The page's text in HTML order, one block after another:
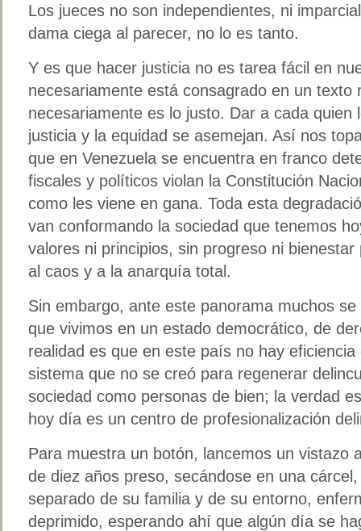
Los jueces no son independientes, ni
dama ciega al parecer, no lo es tanto.
Y es que hacer justicia no es tarea fácil en
necesariamente está consagrado en un texto
necesariamente es lo justo. Dar a cada quien
justicia y la equidad se asemejan. Así nos
que en Venezuela se encuentra en franco
fiscales y políticos violan la Constitución
como les viene en gana. Toda esta
van conformando la sociedad que tenemos
valores ni principios, sin progreso ni
al caos y a la anarquía total.
Sin embargo, ante este panorama muchos
que vivimos en un estado democrático, de
realidad es que en este país no hay
sistema que no se creó para regenerar
sociedad como personas de bien; la verdad
hoy día es un centro de profesionalización
Para muestra un botón, lancemos un vistazo
de diez años preso, secándose en una
separado de su familia y de su entorno,
deprimido, esperando ahí que algún día se